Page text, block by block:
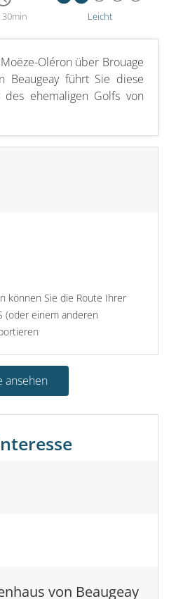
Leicht
Oléron über Brouage
Beaugeay führt Sie diese
ehemaligen Golfs von
können Sie die Route Ihrer
(oder einem anderen
ansehen
von Beaugeay